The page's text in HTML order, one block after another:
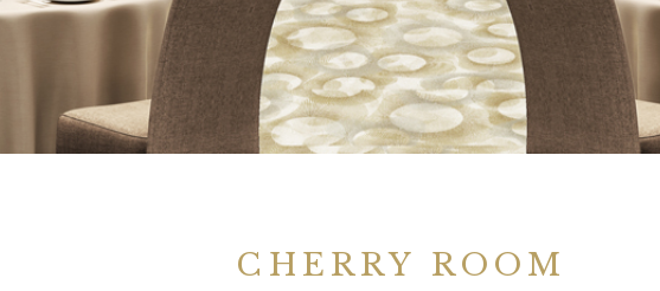
CHERRY ROOM